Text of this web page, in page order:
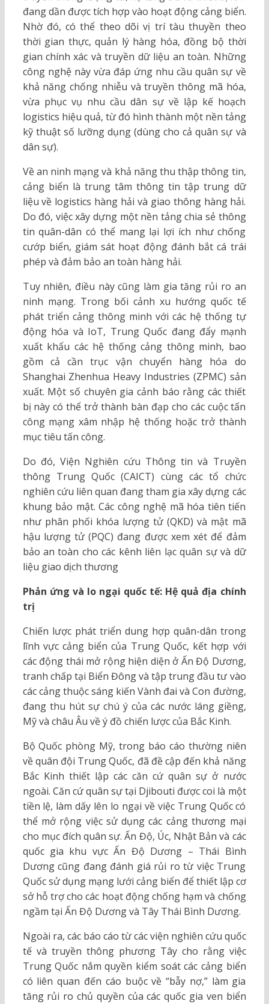
đang dần được tích hợp vào hoạt động cảng biển.
Nhờ đó, có thể theo dõi vị trí tàu thuyền theo
thời gian thực, quản lý hàng hóa, đồng bộ thời
gian chính xác và truyền dữ liệu an toàn. Những
công nghệ này vừa đáp ứng nhu cầu quân sự về
khả năng chống nhiễu và truyền thông mã hóa,
vừa phục vụ nhu cầu dân sự về lập kế hoạch
logistics hiệu quả, từ đó hình thành một nền tảng
kỹ thuật số lưỡng dụng (dùng cho cả quân sự và
dân sự).
Về an ninh mạng và khả năng thu thập thông tin,
cảng biển là trung tâm thông tin tập trung dữ
liệu về logistics hàng hải và giao thông hàng hải.
Do đó, việc xây dựng một nền tảng chia sẻ thông
tin quân-dân có thể mang lại lợi ích như chống
cướp biển, giám sát hoạt động đánh bắt cá trái
phép và đảm bảo an toàn hàng hải.
Tuy nhiên, điều này cũng làm gia tăng rủi ro an
ninh mạng. Trong bối cảnh xu hướng quốc tế
phát triển cảng thông minh với các hệ thống tự
động hóa và IoT, Trung Quốc đang đẩy mạnh
xuất khẩu các hệ thống cảng thông minh, bao
gồm cả cần trục vận chuyển hàng hóa do
Shanghai Zhenhua Heavy Industries (ZPMC) sản
xuất. Một số chuyên gia cảnh báo rằng các thiết
bị này có thể trở thành bàn đạp cho các cuộc tấn
công mạng xâm nhập hệ thống hoặc trở thành
mục tiêu tấn công.
Do đó, Viện Nghiên cứu Thông tin và Truyền
thông Trung Quốc (CAICT) cùng các tổ chức
nghiên cứu liên quan đang tham gia xây dựng các
khung bảo mật. Các công nghệ mã hóa tiên tiến
như phân phối khóa lượng tử (QKD) và mật mã
hậu lượng tử (PQC) đang được xem xét để đảm
bảo an toàn cho các kênh liên lạc quân sự và dữ
liệu giao dịch thương
Phản ứng và lo ngại quốc tế: Hệ quả địa chính
trị
Chiến lược phát triển dung hợp quân-dân trong
lĩnh vực cảng biển của Trung Quốc, kết hợp với
các động thái mở rộng hiện diện ở Ấn Độ Dương,
tranh chấp tại Biển Đông và tập trung đầu tư vào
các cảng thuộc sáng kiến Vành đai và Con đường,
đang thu hút sự chú ý của các nước láng giềng,
Mỹ và châu Âu về ý đồ chiến lược của Bắc Kinh.
Bộ Quốc phòng Mỹ, trong báo cáo thường niên
về quân đội Trung Quốc, đã đề cập đến khả năng
Bắc Kinh thiết lập các căn cứ quân sự ở nước
ngoài. Căn cứ quân sự tại Djibouti được coi là một
tiền lệ, làm dấy lên lo ngại về việc Trung Quốc có
thể mở rộng việc sử dụng các cảng thương mại
cho mục đích quân sự. Ấn Độ, Úc, Nhật Bản và các
quốc gia khu vực Ấn Độ Dương – Thái Bình
Dương cũng đang đánh giá rủi ro từ việc Trung
Quốc sử dụng mạng lưới cảng biển để thiết lập cơ
sở hỗ trợ cho các hoạt động chống hạm và chống
ngầm tại Ấn Độ Dương và Tây Thái Bình Dương.
Ngoài ra, các báo cáo từ các viện nghiên cứu quốc
tế và truyền thông phương Tây cho rằng việc
Trung Quốc nắm quyền kiểm soát các cảng biển
có liên quan đến cáo buộc về “bẫy nợ,” làm gia
tăng rủi ro chủ quyền của các quốc gia ven biển